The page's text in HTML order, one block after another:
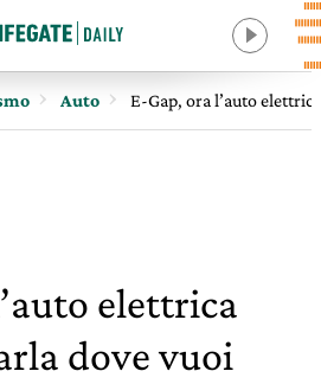
Auto E-Gap, ora l’auto
elettrica
dove vuoi